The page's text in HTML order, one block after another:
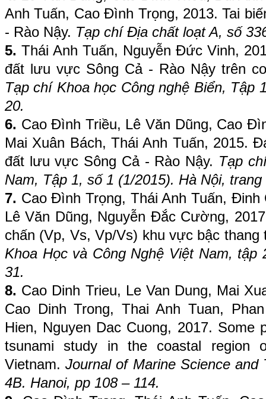
Anh Tuấn, Cao Đình Trọng, 2013. Tai
- Rào Nậy. Tạp chí Địa chất loạt A, số
5. Thái Anh Tuấn, Nguyễn Đức Vinh,
đất lưu vực Sông Cả - Rào Nậy trên
Tạp chí Khoa học Công nghệ Biển, Tập
20.
6. Cao Đình Triều, Lê Văn Dũng, Cao
Mai Xuân Bách, Thái Anh Tuấn, 2015.
đất lưu vực Sông Cả - Rào Nậy. Tạp
Nam, Tập 1, số 1 (1/2015). Hà Nội, trang
7. Cao Đình Trọng, Thái Anh Tuấn,
Lê Văn Dũng, Nguyễn Đắc Cường,
chấn (Vp, Vs, Vp/Vs) khu vực bậc
Khoa Học và Công Nghệ Việt Nam, tập
31.
8. Cao Dinh Trieu, Le Van Dung, Mai
Cao Dinh Trong, Thai Anh Tuan,
Hien, Nguyen Dac Cuong, 2017. Some
tsunami study in the coastal region
Vietnam.Journal of Marine Science and
4B. Hanoi, pp 108 – 114.